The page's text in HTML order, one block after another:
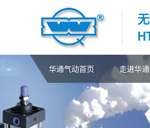
华通气动首页 走进华